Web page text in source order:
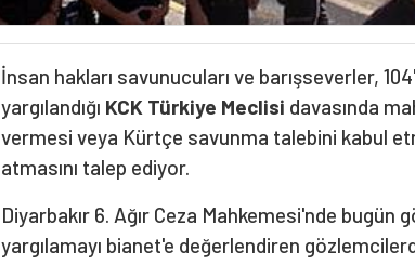
İnsan hakları savunucuları ve barışseverler,
yargılandığı KCK Türkiye Meclisi davasında
vermesi veya Kürtçe savunma talebini kabul
atmasını talep ediyor.
Diyarbakır 6. Ağır Ceza Mahkemesi'nde bugün
yargılamayı bianet'e değerlendiren